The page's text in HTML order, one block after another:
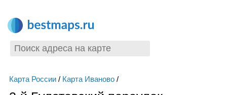
Карта России/ Карта Иваново/